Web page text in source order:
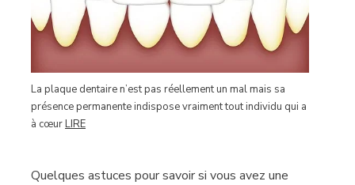
La plaque dentaire n’est pas réellement un mal mais sa
présence permanente indispose vraiment tout individu qui a
à cœurLIRE
Quelques astuces pour savoir si vous avez une